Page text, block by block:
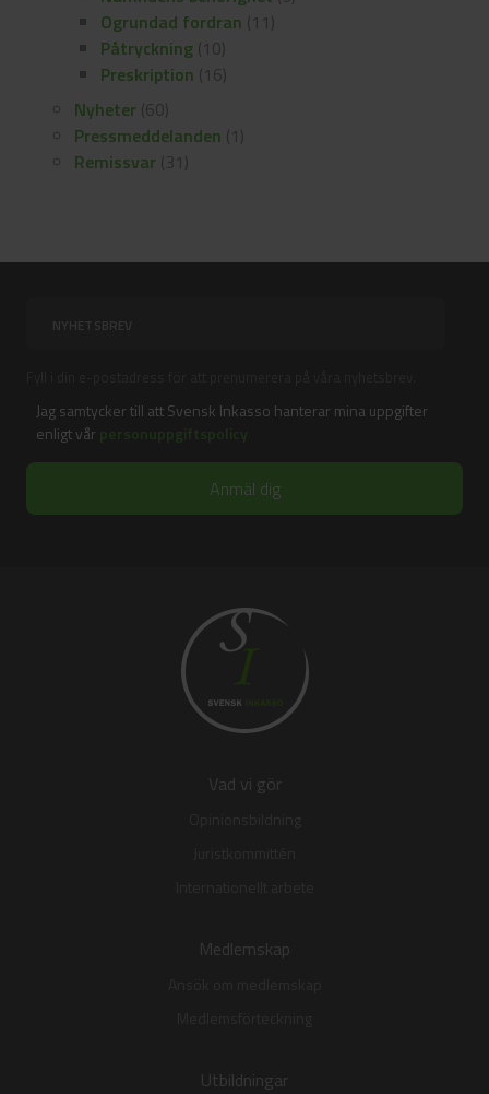
Ogrundad fordran (11)
Påtryckning (10)
Preskription (16)
Nyheter (60)
Pressmeddelanden (1)
Remissvar (31)
Jag samtycker till att Svensk Inkasso hanterar mina uppgifter
enligt vår personuppgiftspolicy
Vad vi gör
Medlemskap
Utbildningar